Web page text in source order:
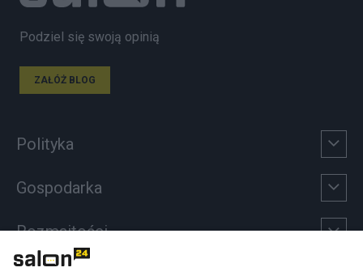
Podziel się swoją opinią
ZAŁÓŻ BLOG
Polityka
Gospodarka
Rozmaitości